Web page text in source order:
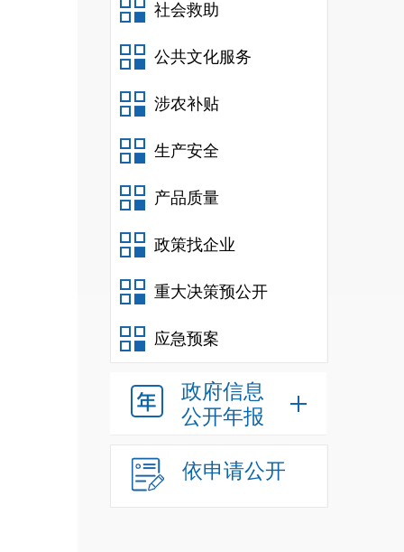
社会救助
公共文化服务
涉农补贴
生产安全
产品质量
政策找企业
重大决策预公开
应急预案
政府信息
公开年报
依申请公开